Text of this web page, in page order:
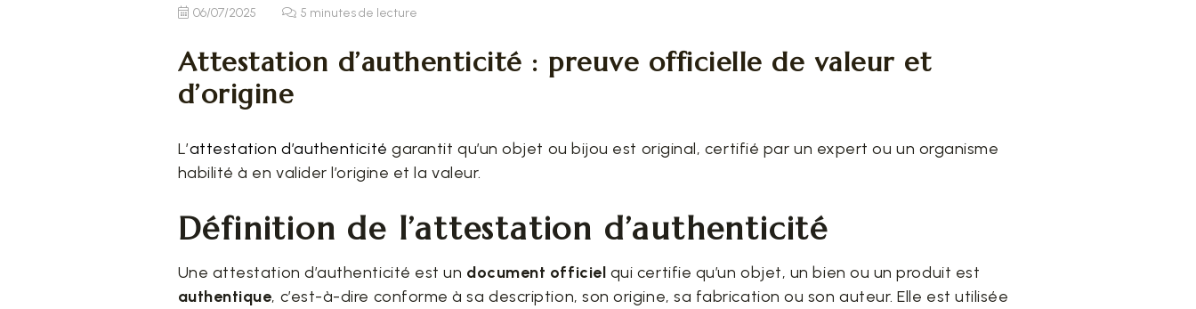
06/07/2025 5 minutes de lecture
Attestation d’authenticité : preuve officielle de valeur et
d’origine
L’attestation d’authenticité garantit qu’un objet ou bijou est original, certifié par un expert ou un organisme
habilité à en valider l’origine et la valeur.
Définition de l’attestation d’authenticité
Une attestation d’authenticité est un document officiel qui certifie qu’un objet, un bien ou un produit est
authentique, c’est-à-dire conforme à sa description, son origine, sa fabrication ou son auteur. Elle est utilisée